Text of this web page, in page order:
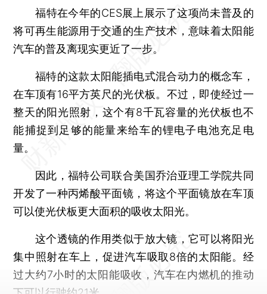
福特在今年的CES展上展示了这项尚未普及的
将可再生能源用于交通的生产技术，意味着太阳能
汽车的普及离现实更近了一步。
福特的这款太阳能插电式混合动力的概念车，
在车顶有16平方英尺的光伏板。不过，即使经过一
整天的阳光照射，这个有8千瓦容量的光伏板也不
能捕捉到足够的能量来给车的锂电子电池充足电
量。
因此，福特公司联合美国乔治亚理工学院共同
开发了一种丙烯酸平面镜，将这个平面镜放在车顶
可以使光伏板更大面积的吸收太阳光。
这个透镜的作用类似于放大镜，它可以将阳光
集中照射在车上，促进汽车吸取8倍的太阳能。经
过大约7小时的太阳能吸收，汽车在内燃机的推动